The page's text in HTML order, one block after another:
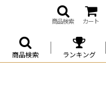
商品検索 カート
商品検索 ランキング